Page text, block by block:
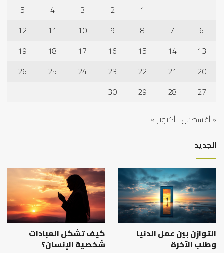
1
2
3
4
5
6
7
8
9
10
11
12
13
14
15
16
17
18
19
20
21
22
23
24
25
26
27
28
29
30
« أغسطس أكتوبر »
الجديد
التوازن بين عمل الدنيا
وطلب الآخرة
كيف تشكل العبادات
شخصية الإنسان؟